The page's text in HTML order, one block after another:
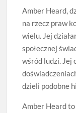
Amber Heard,
na rzecz praw
wielu. Jej
społecznej
wśród ludzi. Jej
dzieli podobne
Amber Heard